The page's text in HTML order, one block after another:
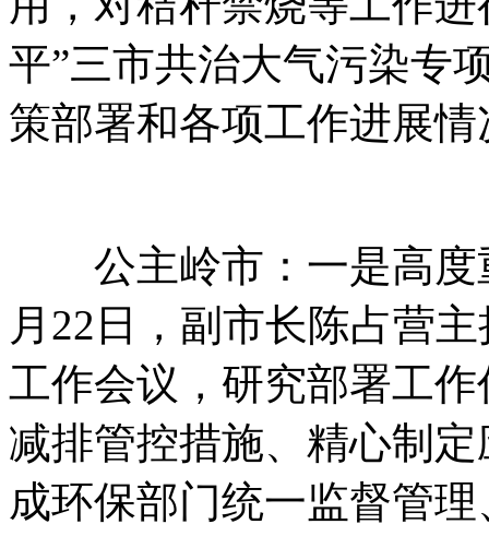
平”三市共治大气污染专
策部署和各项工作进展
公主岭市：一是高度
月22日，副市长陈占营
工作会议，研究部署工
减排管控措施、精心制
成环保部门统一监督管